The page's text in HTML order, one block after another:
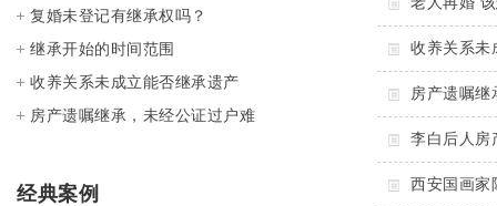
条）
复婚未登记有继承权吗？
继承开始的时间范围
收养关系未成立能否继承遗产
房产遗嘱继承，未经公证过户难
经典案例
收养关系未
房产遗嘱继
李白后人房
西安国画家